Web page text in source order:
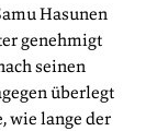
Hasunen
genehmigt
seinen
überlegt
wie lange der